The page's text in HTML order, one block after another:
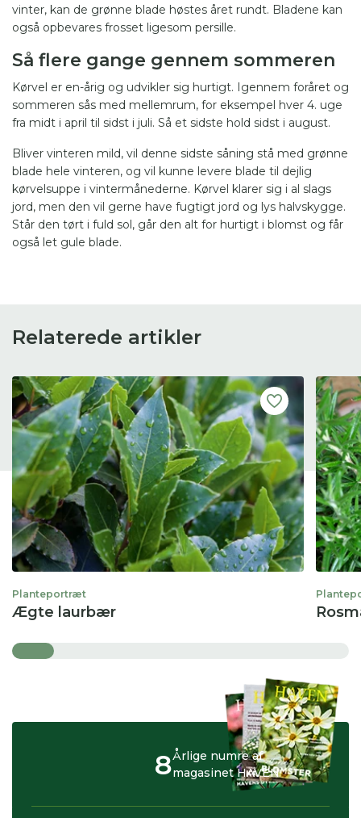
vinter, kan de grønne blade høstes året rundt. Bladene kan
også opbevares frosset ligesom persille.
Så flere gange gennem sommeren
Kørvel er en-årig og udvikler sig hurtigt. Igennem foråret og
sommeren sås med mellemrum, for eksempel hver 4. uge
fra midt i april til sidst i juli. Så et sidste hold sidst i august.
Bliver vinteren mild, vil denne sidste såning stå med grønne
blade hele vinteren, og vil kunne levere blade til dejlig
kørvelsuppe i vintermånederne. Kørvel klarer sig i al slags
jord, men den vil gerne have fugtigt jord og lys halvskygge.
Står den tørt i fuld sol, går den alt for hurtigt i blomst og får
også let gule blade.
Relaterede artikler
Planteportræt
Ægte laurbær
Årlige numre af
magasinet HAVEN
8